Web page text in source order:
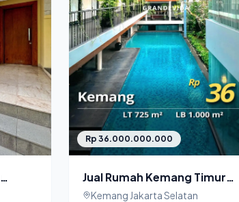
Rp 36.000.000.000
Jual Rumah Kemang Timur
Jakarta Selatan Lokasi
Kemang Jakarta Selatan